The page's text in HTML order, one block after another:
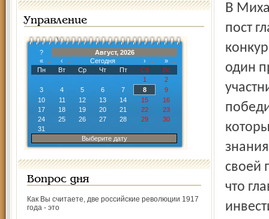
Управление
?
Август, 2026
«
‹ Сегодня ›
»
Пн
Вт Ср Чт Пт Сб
Вс
1
2
3
4 5 6 7 8
9
10
11 12 13 14 15
16
17
18 19 20 21 22
23
24
25 26 27 28 29
30
31
Выберите дату
Вопрос дня
Как Вы считаете, две российские революции 1917
года - это
В Михайловском сельском поселении «замахнуться» на
пост
один
своей
что